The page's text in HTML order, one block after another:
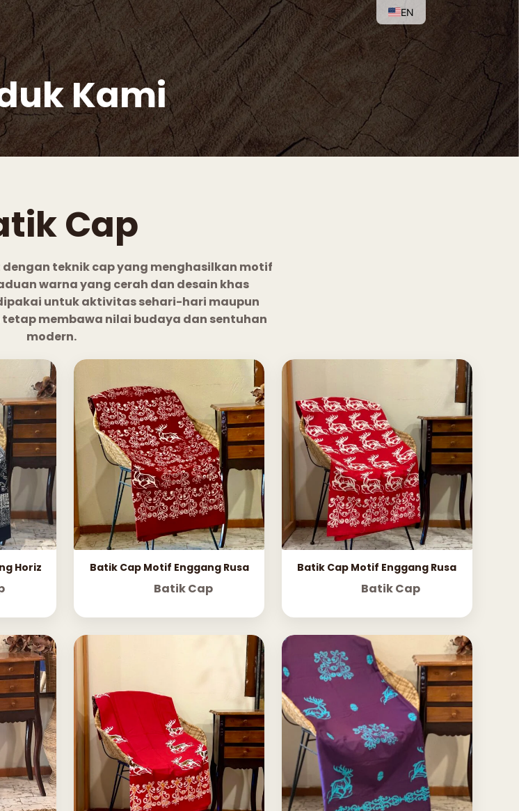
Kami
Cap
teknik cap yang menghasilkan motif
warna yang cerah dan desain khas
untuk aktivitas sehari-hari maupun
membawa nilai budaya dan sentuhan
modern.
Horiz Batik Cap Motif Enggang Rusa
Batik Cap
Batik Cap Motif Enggang Rusa
Batik Cap
EN